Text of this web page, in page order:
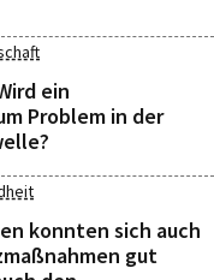
ein
Problem in der
konnten sich auch
gut